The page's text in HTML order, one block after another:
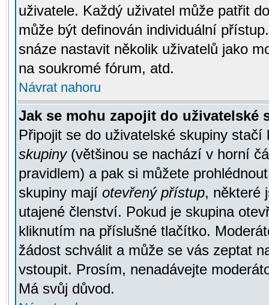
uživatele. Každý uživatel může patřit
může být definován individuální
snáze nastavit několik uživatelů jako
na soukromé fórum, atd.
Návrat nahoru
Jak se mohu zapojit do uživatelské
Připojit se do uživatelské skupiny
skupiny(většinou se nachází v horní
pravidlem) a pak si můžete
skupiny mají otevřený přístup, některé
utajené členství. Pokud je skupina
kliknutím na příslušné tlačítko.
žádost schválit a může se vás zeptat
vstoupit. Prosím, nenadávejte
Má svůj důvod.